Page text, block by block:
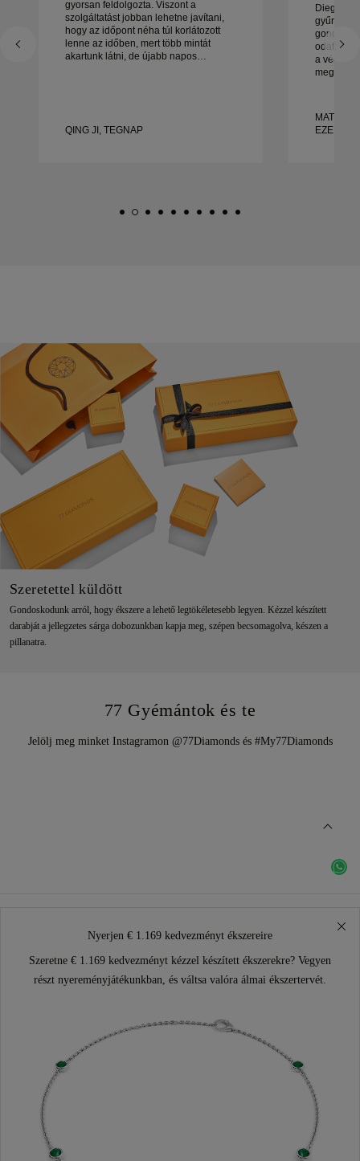
gyorsan feldolgozta. Viszont a
szolgáltatást jobban lehetne javítani,
hogy az időpont néha túl korlátozott
lenne az időben, mert több mintát
akartunk látni, de újabb napos
QING JI, TEGNAP
Diego
gyűrűink
a végéig.
gyűrűt
EZELŐTT
Szeretettel küldött
Gondoskodunk arról, hogy ékszere a lehető legtökéletesebb legyen. Kézzel készített
darabját a jellegzetes sárga dobozunkban kapja meg, szépen becsomagolva, készen a
pillanatra.
77 Gyémántok és te
Jelölj meg minket Instagramon @77Diamonds és #My77Diamonds
Nyerjen € 1.169 kedvezményt ékszereire
Szeretne € 1.169 kedvezményt kézzel készített ékszerekre? Vegyen
részt nyereményjátékunkban, és váltsa valóra álmai ékszertervét.